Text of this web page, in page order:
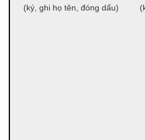
(ký, ghi họ tên, đóng dấu)